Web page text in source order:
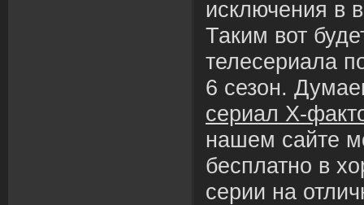
исключения в
Таким вот
телесериала
6 сезон.
сериал Х-
нашем сайте
бесплатно в
серии на